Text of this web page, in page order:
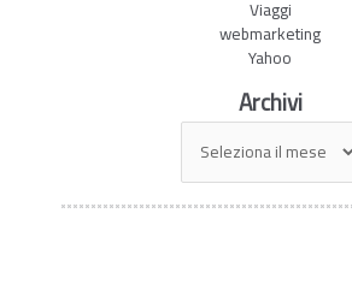
Viaggi
webmarketing
Yahoo
Archivi
Archivi